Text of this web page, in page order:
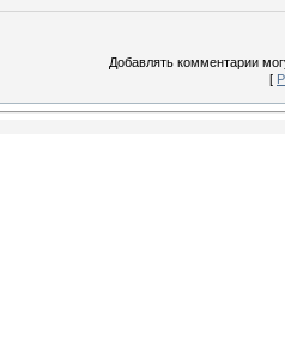
Добавлять комментарии
[